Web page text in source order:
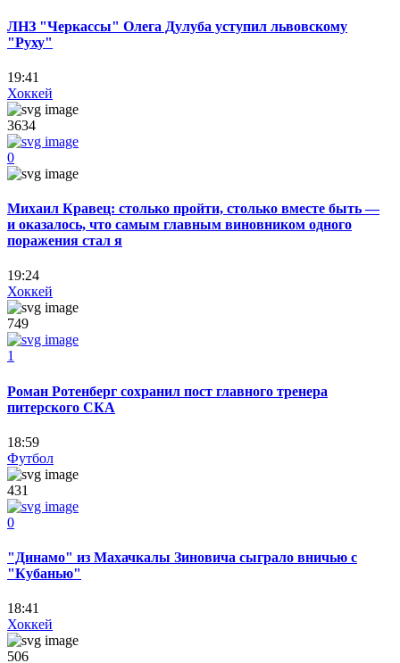
ЛНЗ "Черкассы" Олега Дулуба уступил львовскому
"Руху"
19:41
Хоккей
3634
0
Михаил Кравец: столько пройти, столько вместе быть —
и оказалось, что самым главным виновником одного
поражения стал я
19:24
Хоккей
749
1
Роман Ротенберг сохранил пост главного тренера
питерского СКА
18:59
Футбол
431
0
"Динамо" из Махачкалы Зиновича сыграло вничью с
"Кубанью"
18:41
Хоккей
506